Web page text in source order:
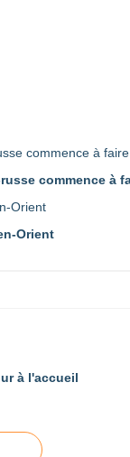
commence à
Orient
à l'accueil